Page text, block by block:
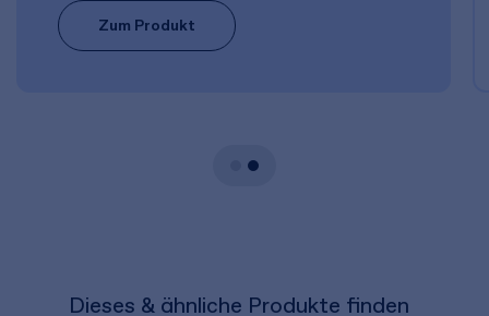
Zum Produkt
Dieses & ähnliche Produkte finden